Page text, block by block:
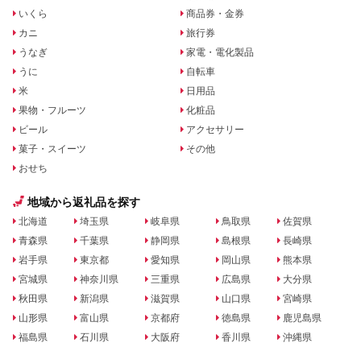
いくら
カニ
うなぎ
うに
米
果物・フルーツ
ビール
菓子・スイーツ
おせち
商品券・金券
旅行券
家電・電化製品
自転車
日用品
化粧品
アクセサリー
その他
地域から返礼品を探す
北海道
青森県
岩手県
宮城県
秋田県
山形県
福島県
埼玉県
千葉県
東京都
神奈川県
新潟県
富山県
石川県
岐阜県
静岡県
愛知県
三重県
滋賀県
京都府
大阪府
鳥取県
島根県
岡山県
広島県
山口県
徳島県
香川県
佐賀県
長崎県
熊本県
大分県
宮崎県
鹿児島県
沖縄県